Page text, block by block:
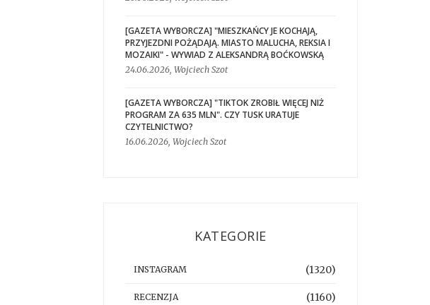
[GAZETA WYBORCZA] "MIESZKAŃCY JE KOCHAJĄ,
PRZYJEZDNI POŻĄDAJĄ. MIASTO MALUCHA, REKSIA I
MOZAIKI" - WYWIAD Z ALEKSANDRĄ BOĆKOWSKĄ
24.06.2026, Wojciech Szot
[GAZETA WYBORCZA] "TIKTOK ZROBIŁ WIĘCEJ NIŻ
PROGRAM ZA 635 MLN". CZY TUSK URATUJE
CZYTELNICTWO?
16.06.2026, Wojciech Szot
KATEGORIE
INSTAGRAM (1320)
RECENZJA (1160)